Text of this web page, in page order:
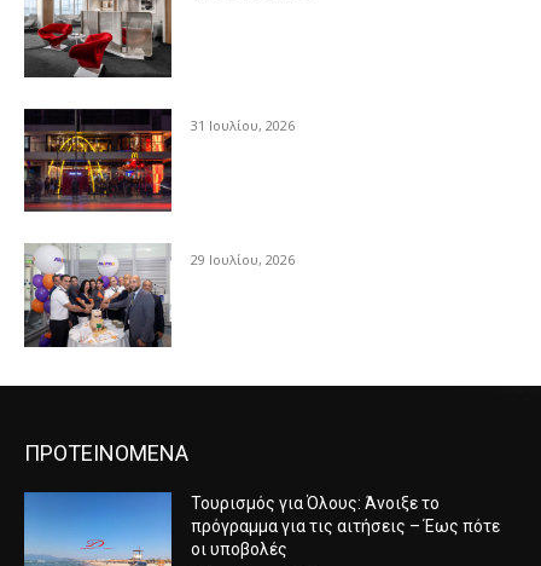
31 Ιουλίου, 2026
29 Ιουλίου, 2026
ΠΡΟΤΕΙΝΟΜΕΝΑ
Τουρισμός για Όλους: Άνοιξε το
πρόγραμμα για τις αιτήσεις – Έως πότε
οι υποβολές